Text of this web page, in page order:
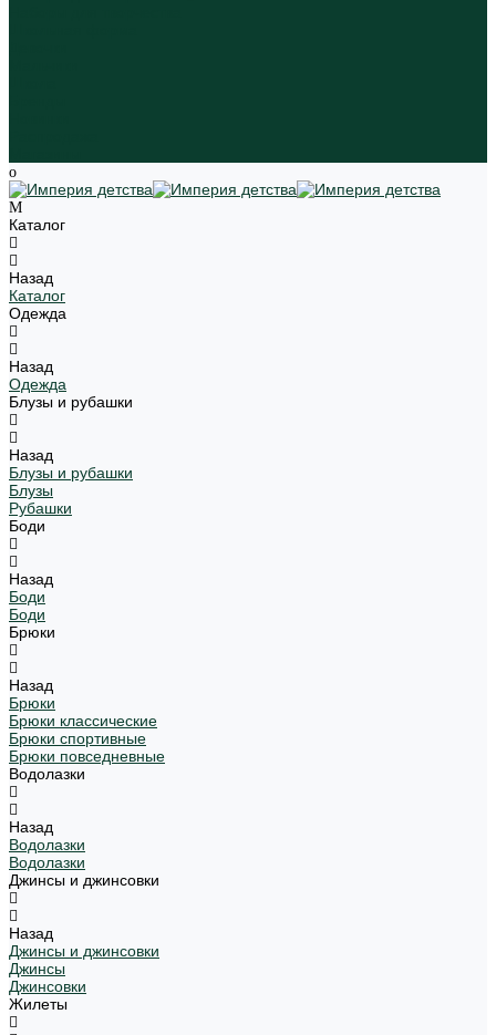
Каталог
Назад
Каталог
Одежда
Назад
Одежда
Блузы и рубашки
Назад
Блузы и рубашки
Блузы
Рубашки
Боди
Назад
Боди
Боди
Брюки
Назад
Брюки
Брюки классические
Брюки спортивные
Брюки повседневные
Водолазки
Назад
Водолазки
Водолазки
Джинсы и джинсовки
Назад
Джинсы и джинсовки
Джинсы
Джинсовки
Жилеты